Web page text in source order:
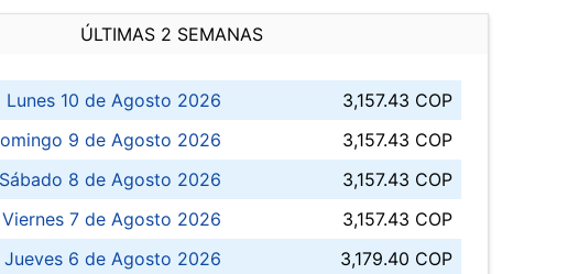
ÚLTIMAS 2 SEMANAS
Lunes 10 de Agosto 2026
3,157.43 COP
9 de Agosto 2026
3,157.43 COP
Sábado 8 de Agosto 2026
3,157.43 COP
Viernes 7 de Agosto 2026
3,157.43 COP
Jueves 6 de Agosto 2026
3,179.40 COP